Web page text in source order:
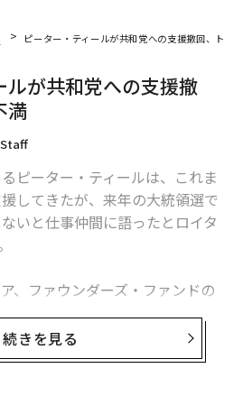
ピーター・ティールが共和党への支援撤回、トラ
ルが共和党への支援撤
満
ピーター・ティールは、これま
してきたが、来年の大統領選で
いと仕事仲間に語ったとロイタ
、ファウンダーズ・ファンドの
ンとして知られるティールは、
候補者らに約4000万ドル（約54
続きを見る